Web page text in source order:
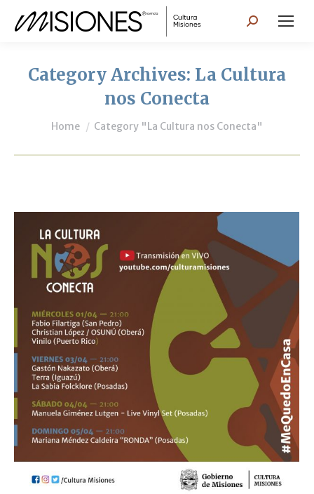
Search:
Category Archives: La Cultura
nos Conecta
You are here:
Home Category "La Cultura nos Conecta"